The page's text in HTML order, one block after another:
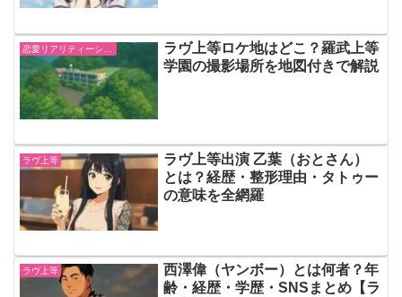
ラヴ上等ロケ地はどこ？羅武上等
学園の撮影場所を地図付きで解説
ラヴ上等
ラヴ上等出演 乙葉（おとさん）
とは？経歴・整形理由・タトゥー
の意味を全網羅
ラヴ上等
西澤偉（ヤンボー）とは何者？年
齢・経歴・学歴・SNSまとめ【ラ